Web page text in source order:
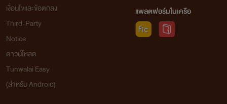
เงื่อนไขและข้อตกลง
Third-Party
Notice
ดาวน์โหลด
Tunwalai Easy
(สำหรับ Android)
แพลตฟอร์มในเครือ